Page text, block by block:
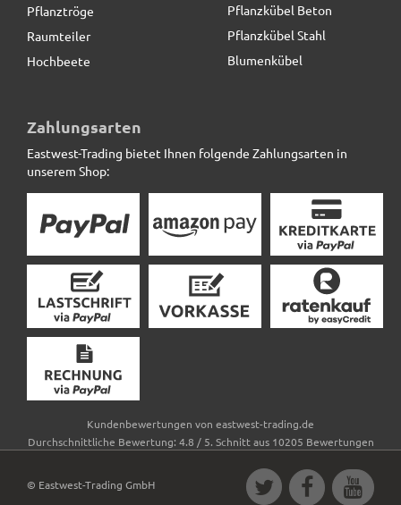
Pflanztröge
Raumteiler
Hochbeete
Pflanzkübel Beton
Pflanzkübel Stahl
Blumenkübel
Zahlungsarten
Eastwest-Trading bietet Ihnen folgende Zahlungsarten in
unserem Shop:
Kundenbewertungen von eastwest-trading.de
Durchschnittliche Bewertung: 4.8 / 5. Schnitt aus 10205 Bewertungen
© Eastwest-Trading GmbH